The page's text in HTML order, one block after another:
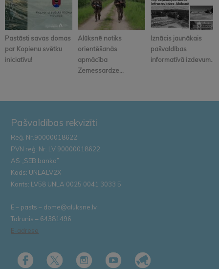
Pastāsti savas domas
par Kopienu svētku
iniciatīvu!
Alūksnē notiks
orientēšanās
apmācība
Zemessardze...
Iznācis jaunākais
pašvaldības
informatīvā izdevum...
Pašvaldības rekvizīti
Reģ. Nr.90000018622
PVN reģ. Nr. LV 90000018622
AS „SEB banka”
Kods: UNLALV2X
Konts: LV58 UNLA 0025 0041 3033 5
E – pasts – dome@aluksne.lv
Tālrunis – 64381496
E-adrese